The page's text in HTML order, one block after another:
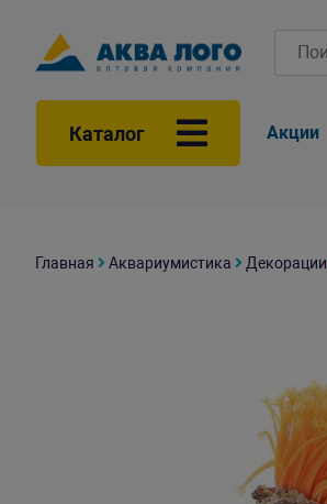
Каталог Акции
Главная Аквариумистика Декорации